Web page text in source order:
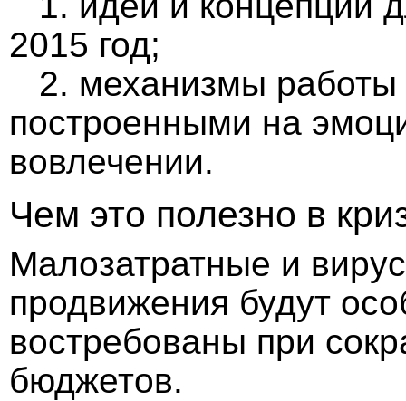
2015 год;
2. механизмы работы
построенными на
вовлечении.
Чем это полезно в
Малозатратные и
продвижения будут
востребованы при
бюджетов.